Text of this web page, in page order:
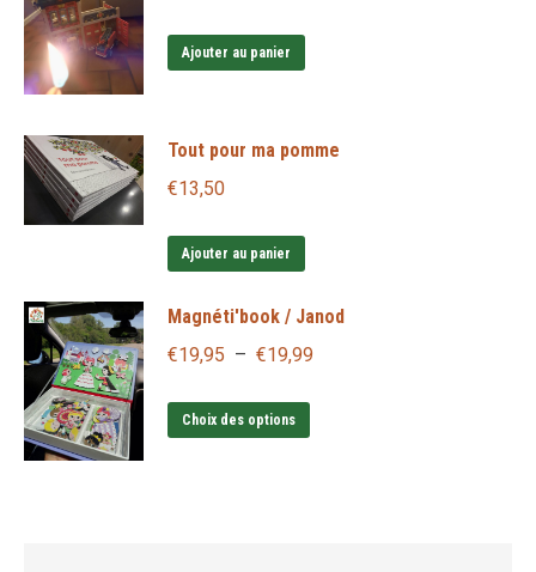
Ajouter au panier
Tout pour ma pomme
€13,50
Ajouter au panier
Magnéti'book / Janod
€19,95 – €19,99
Choix des options